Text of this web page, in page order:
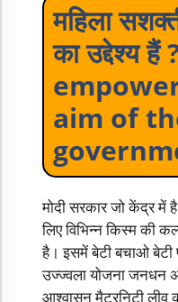
महिला
का उद्देश्य
aim of
मोदी सरकार जो केंद्र में
लिए विभिन्न किस्म की
है। इसमें बेटी बचाओ बेटी
उज्ज्वला योजना जनधन
आश्वासन मैटरनिटी लीव